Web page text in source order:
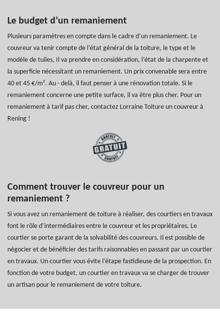
Le budget d’un remaniement
Plusieurs paramètres en compte dans le cadre d’un remaniement. Le
couvreur va tenir compte de l’état général de la toiture, le type et le
modèle de tuiles, Il va prendre en considération, l’état de la charpente et
la superficie nécessitant un remaniement. Un prix convenable sera entre
40 et 45 €/m². Au - delà, il faut penser à une rénovation totale. Si le
remaniement concerne une petite surface, il va être plus cher. Pour un
remaniement à tarif pas cher, contactez Lorraine Toiture un couvreur à
Rening !
Comment trouver le couvreur pour un
remaniement ?
Si vous avez un remaniement de toiture à réaliser, des courtiers en travaux
font le rôle d’intermédiaires entre le couvreur et les propriétaires. Le
courtier se porte garant de la solvabilité des couvreurs. Il est possible de
négocier et de bénéficier des tarifs raisonnables en passant par un courtier
en travaux. Un courtier vous évite l’étape fastidieuse de la prospection. En
fonction de votre budget, un courtier en travaux va se charger de trouver
un artisan pour le remaniement de votre toiture.